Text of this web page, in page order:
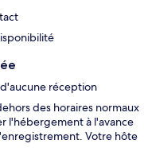
réception
des horaires normaux
l'hébergement à l'avance
Votre hôte